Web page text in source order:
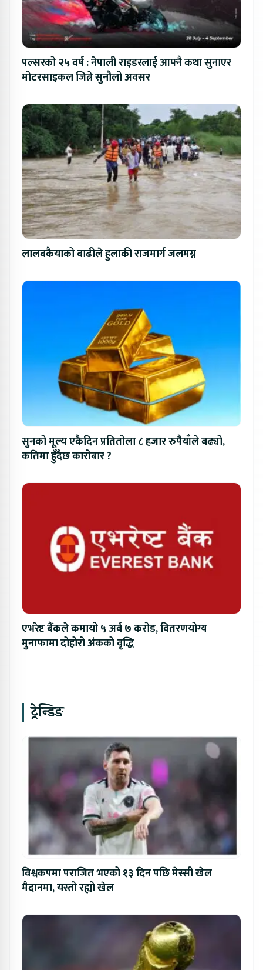
पल्सरको २५ वर्ष : नेपाली राइडरलाई आफ्नै कथा सुनाएर
मोटरसाइकल जित्ने सुनौलो अवसर
लालबकैयाको बाढीले हुलाकी राजमार्ग जलमग्न
सुनको मूल्य एकैदिन प्रतितोला ८ हजार रुपैयाँले बढ्यो,
कतिमा हुँदैछ कारोबार ?
एभरेष्ट बैंकले कमायो ५ अर्ब ७ करोड, वितरणयोग्य
मुनाफामा दोहोरो अंकको वृद्धि
ट्रेन्डिङ
विश्वकपमा पराजित भएको १३ दिन पछि मेस्सी खेल
मैदानमा, यस्तो रह्यो खेल